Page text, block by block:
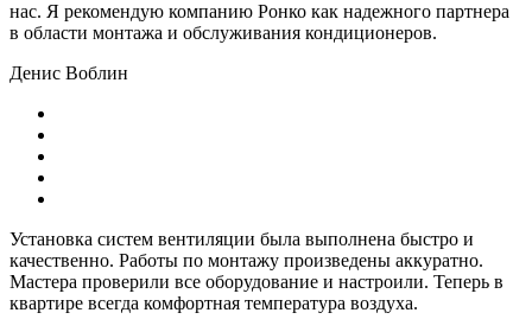
нас. Я рекомендую компанию Ронко как надежного партнера
в области монтажа и обслуживания кондиционеров.
Денис Воблин
Установка систем вентиляции была выполнена быстро и
качественно. Работы по монтажу произведены аккуратно.
Мастера проверили все оборудование и настроили. Теперь в
квартире всегда комфортная температура воздуха.